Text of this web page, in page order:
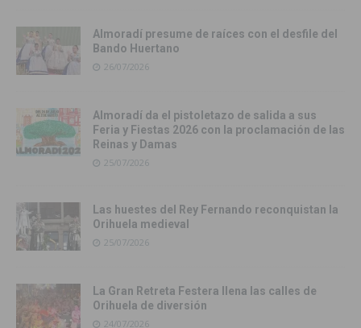
Almoradí presume de raíces con el desfile del
Bando Huertano
26/07/2026
Almoradí da el pistoletazo de salida a sus
Feria y Fiestas 2026 con la proclamación de las
Reinas y Damas
25/07/2026
Las huestes del Rey Fernando reconquistan la
Orihuela medieval
25/07/2026
La Gran Retreta Festera llena las calles de
Orihuela de diversión
24/07/2026